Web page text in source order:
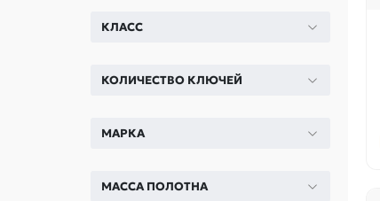
КЛАСС
КОЛИЧЕСТВО КЛЮЧЕЙ
МАРКА
МАССА ПОЛОТНА